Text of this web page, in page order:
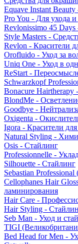
Equave Instant
Pro You - Для ухода
Revlonissimo 45
Style Masters -
Revlon - Красители
Orofluido - Уход за
Uniq One - Уход в
ReStart -
Schwarzkopf
Bonacure Hairtherapy
BlondMe -
Goodbye -
Oxigenta -
Igora - Красители
Natural Styling -
Osis - Стайлинг
Professionnelle -
Silhouette - Стайлинг
Sebastian
Cellophanes Hair
ламинирования
Hair Care -
Hair Styling -
Seb Man - Уход и
TIGI
Bed Head for Men -